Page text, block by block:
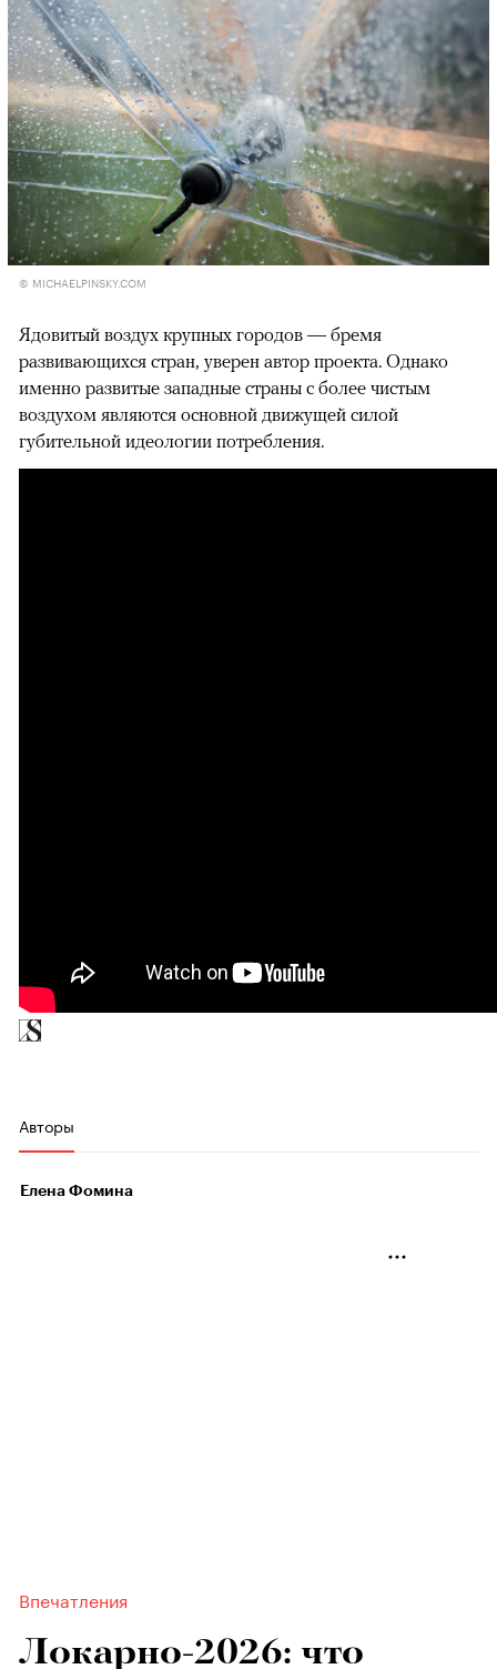
© MICHAELPINSKY.COM
Ядовитый воздух крупных городов — бремя
развивающихся стран, уверен автор проекта. Однако
именно развитые западные страны с более чистым
воздухом являются основной движущей силой
губительной идеологии потребления.
Авторы
Елена Фомина
Впечатления
Локарно-2026: что